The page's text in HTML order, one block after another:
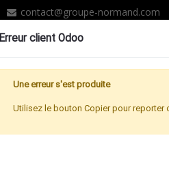
contact@groupe-normand.com
Accueil
Erreur client Odoo
Une erreur s'est produite
Utilisez le bouton Copier pour reporter